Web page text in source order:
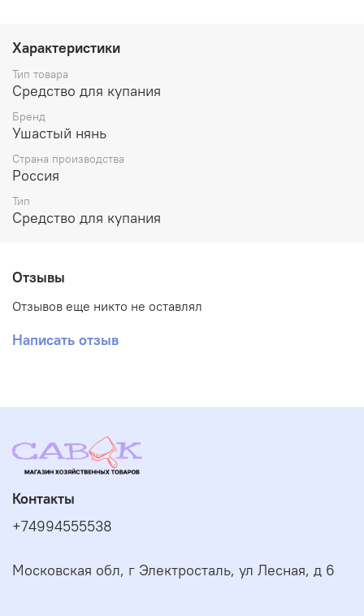
радость и легкость в процесс купания со Средством для
купания Ушастый нянь!
Характеристики
Тип товара
Средство для купания
Бренд
Ушастый нянь
Страна производства
Россия
Тип
Средство для купания
Отзывы
Отзывов еще никто не оставлял
Написать отзыв
Контакты
+74994555538
Московская обл, г Электросталь, ул Лесная, д 6